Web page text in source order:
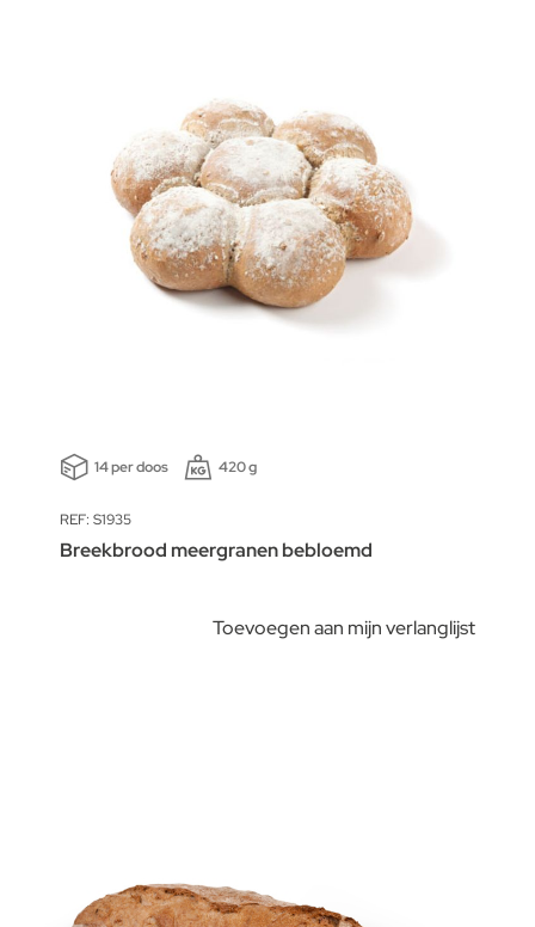
14 per doos 420 g
REF: S1935
Breekbrood meergranen bebloemd
Toevoegen aan mijn verlanglijst